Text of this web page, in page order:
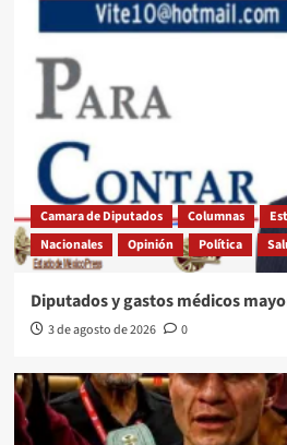
Camara de Diputados Columnas
Nacionales
Opinión Política
Diputados y gastos médicos
3 de agosto de 2026 0